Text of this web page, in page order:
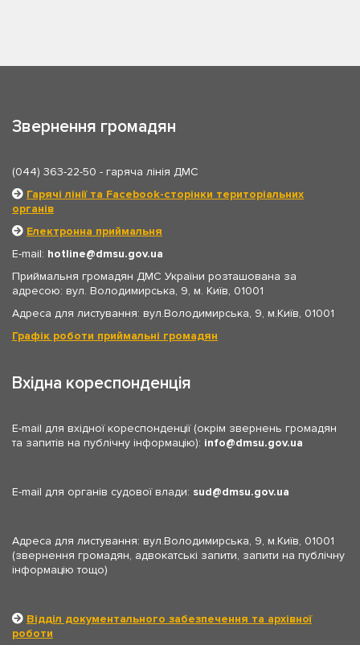
Звернення громадян
(044) 363-22-50 - гаряча лінія ДМС
Гарячі лінії та Facebook-сторінки територіальних
органів
Електронна приймальня
E-mail: hotline
dmsu.gov.ua
Приймальня громадян ДМС України розташована за
адресою: вул. Володимирська, 9, м. Київ, 01001
Адреса для листування: вул.Володимирська, 9, м.Київ, 01001
Графік роботи приймальні громадян
Вхідна кореспонденція
E-mail для вхідної кореспонденції (окрім звернень громадян
та запитів на публічну інформацію): info dmsu.gov.ua
E-mail для органів судової влади: sud dmsu.gov.ua
Адреса для листування: вул.Володимирська, 9, м.Київ, 01001
(звернення громадян, адвокатські запити, запити на публічну
інформацію тощо)
Відділ документального забезпечення та архівної
роботи